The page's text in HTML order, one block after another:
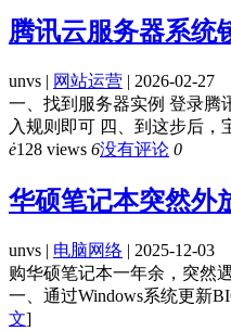
腾讯云服务器系统
unvs | 网站运营 | 2026-02-27
一、找到服务器实例 登录腾
入规则即可 四、到这步后，
ė128 views 6没有评论 0
华硕笔记本突然外
unvs | 电脑网络 | 2025-12-03
购华硕笔记本一年余，突然
一、通过Windows系统更新
文]